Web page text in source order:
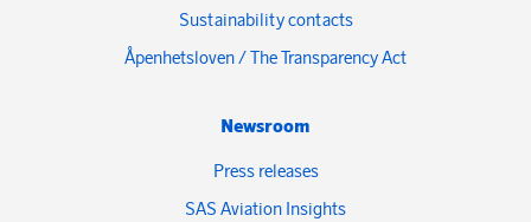
Sustainability contacts
Åpenhetsloven / The Transparency Act
Newsroom
Press releases
SAS Aviation Insights